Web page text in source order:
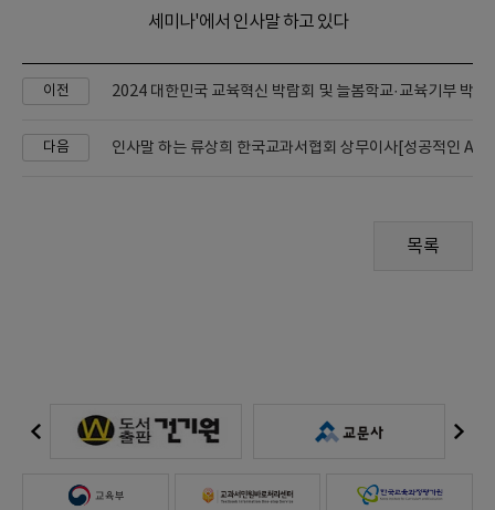
세미나'에서 인사말 하고 있다
이전
다음
목록